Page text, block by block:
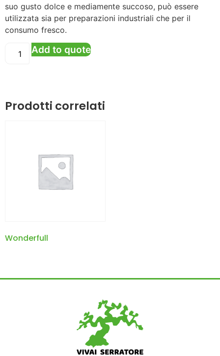
suo gusto dolce e mediamente succoso, può essere
utilizzata sia per preparazioni industriali che per il
consumo fresco.
Add to quote
Prodotti correlati
Wonderfull